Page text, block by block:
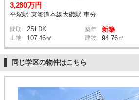
3,280万円
平塚駅 東海道本線大磯駅 車分
間取 2SLDK 築年 新築
土地 107.46㎡ 建物 94.76㎡
同じ学区の物件はこちら